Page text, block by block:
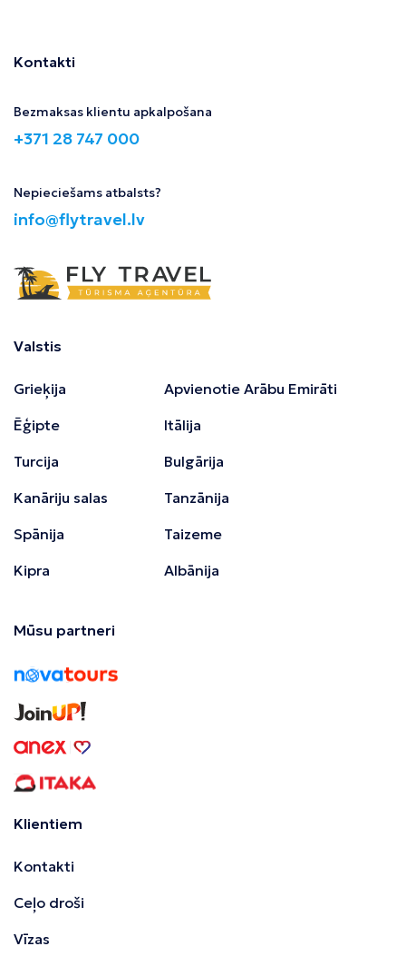
Kontakti
Bezmaksas klientu apkalpošana
+371 28 747 000
Nepieciešams atbalsts?
info@flytravel.lv
Valstis
Grieķija
Ēģipte
Turcija
Kanāriju salas
Spānija
Kipra
Apvienotie Arābu Emirāti
Itālija
Bulgārija
Tanzānija
Taizeme
Albānija
Mūsu partneri
Klientiem
Kontakti
Ceļo droši
Vīzas